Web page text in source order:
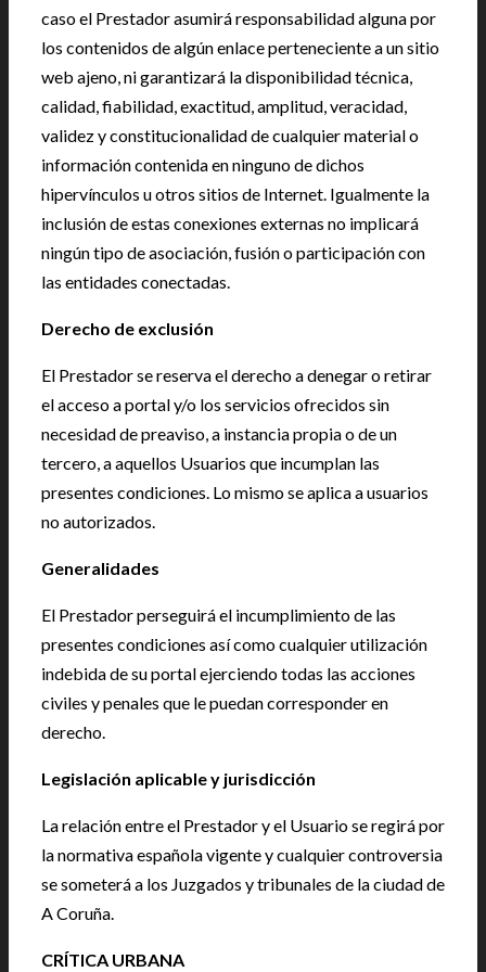
caso el Prestador asumirá responsabilidad alguna por
los contenidos de algún enlace perteneciente a un sitio
web ajeno, ni garantizará la disponibilidad técnica,
calidad, fiabilidad, exactitud, amplitud, veracidad,
validez y constitucionalidad de cualquier material o
información contenida en ninguno de dichos
hipervínculos u otros sitios de Internet. Igualmente la
inclusión de estas conexiones externas no implicará
ningún tipo de asociación, fusión o participación con
las entidades conectadas.
Derecho de exclusión
El Prestador se reserva el derecho a denegar o retirar
el acceso a portal y/o los servicios ofrecidos sin
necesidad de preaviso, a instancia propia o de un
tercero, a aquellos Usuarios que incumplan las
presentes condiciones. Lo mismo se aplica a usuarios
no autorizados.
Generalidades
El Prestador perseguirá el incumplimiento de las
presentes condiciones así como cualquier utilización
indebida de su portal ejerciendo todas las acciones
civiles y penales que le puedan corresponder en
derecho.
Legislación aplicable y jurisdicción
La relación entre el Prestador y el Usuario se regirá por
la normativa española vigente y cualquier controversia
se someterá a los Juzgados y tribunales de la ciudad de
A Coruña.
CRÍTICA URBANA